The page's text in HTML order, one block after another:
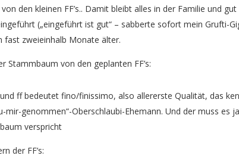
den kleinen FF’s.. Damit bleibt alles in der Familie und
(„eingeführt ist gut“ – sabberte sofort mein Grufti-
fast zweieinhalb Monate älter.
von den geplanten FF’s:
ff bedeutet fino/finissimo, also allererste Qualität, das
genommen“-Oberschlaubi-Ehemann. Und der muss es
verspricht
der FF’s: